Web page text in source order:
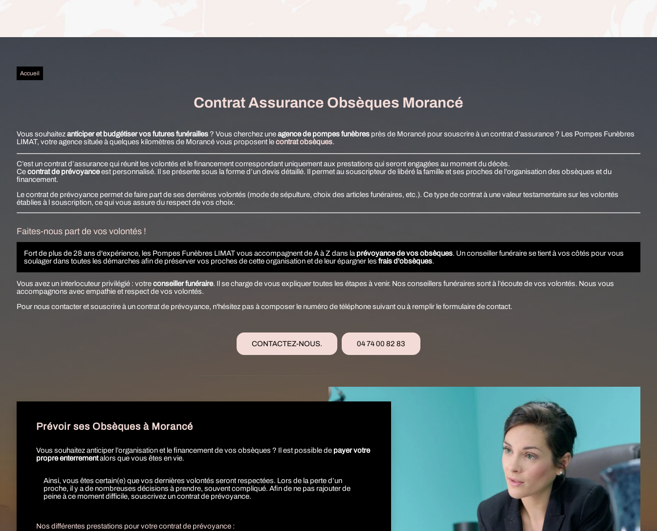
Accueil
Contrat Assurance Obsèques Morancé
Vous souhaitezanticiper et budgétiser vos futures funérailles? Vous cherchez uneagence de pompes funèbresprès de Morancé pour souscrire à un contrat d'assurance ? Les Pompes Funèbres
LIMAT, votre agence située à quelques kilomètres de Morancé vous proposent lecontrat obsèques.
C’est un contrat d’assurance qui réunit les volontés et le financement correspondant uniquement aux prestations qui seront engagées au moment du décès.
Cecontrat de prévoyanceest personnalisé. Il se présente sous la forme d’un devis détaillé. Il permet au souscripteur de libéré la famille et ses proches de l’organisation des obsèques et du
financement.
Le contrat de prévoyance permet de faire part de ses dernières volontés (mode de sépulture, choix des articles funéraires, etc.). Ce type de contrat à unevaleur testamentairesur les volontés
établies à l souscription, ce qui vous assure du respect de vos choix.
Faites-nous part de vos volontés !
Fort de plus de 28 ans d'expérience, les Pompes Funèbres LIMAT vous accompagnent de A à Z dans la prévoyance de vos obsèques. Un conseiller funéraire se tient à vos côtés pour vous
soulager dans toutes les démarches afin de préserver vos proches de cette organisation et de leur épargner les frais d'obsèques.
Vous avez un interlocuteur privilégié : votreconseiller funéraire. Il se charge de vous expliquer toutes les étapes à venir. Nos conseillers funéraires sont à l’écoute de vos volontés. Nous vous
accompagnons avec empathie et respect de vos volontés.
Pour nous contacter et souscrire à un contrat de prévoyance, n'hésitez pas à composer le numéro de téléphone suivant ou à remplir le formulaire de contact.
CONTACTEZ-NOUS. 04 74 00 82 83
Prévoir ses Obsèques à Morancé
Vous souhaitez anticiper l’organisation et le financement de vos obsèques ? Il est possible de payer votre
propre enterrementalors que vous êtes en vie.
Ainsi, vous êtes certain(e)que vos dernières volontés seront respectées. Lors de la perte d’un
proche, il y a de nombreuses décisions à prendre, souvent compliqué. Afin de ne pas rajouter de
peine à ce moment difficile, souscrivez un contrat de prévoyance.
Nos différentes prestations pour votre contrat de prévoyance :